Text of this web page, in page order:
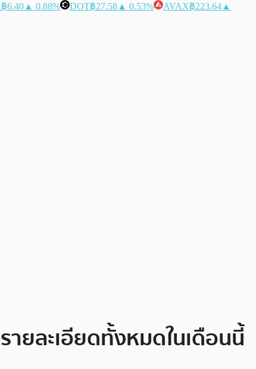
฿6.40 ▲ 0.88% DOT฿27.58 ▲ 0.53% AVAX฿223.64 ▲
ายละเอียดทั้งหมดในเดือนนี้